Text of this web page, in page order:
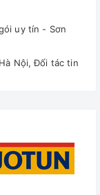
uy tín - Sơn
Nội, Đối tác tin